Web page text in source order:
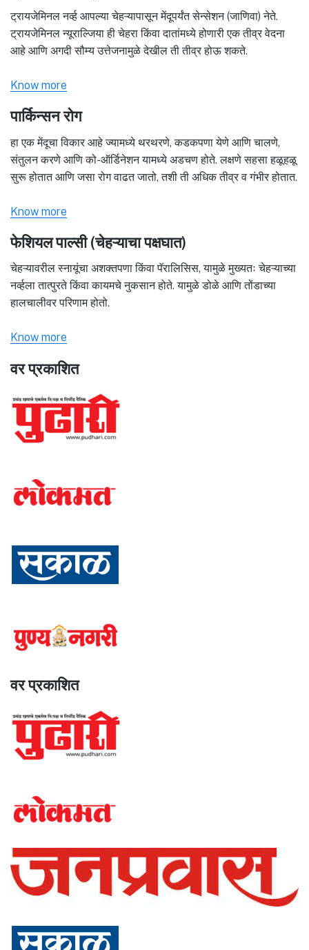
ट्रायजेमिनल नर्व्ह आपल्या चेहऱ्यापासून मेंदूपर्यंत सेन्सेशन (जाणिवा) नेते.
ट्रायजेमिनल न्यूराल्जिया ही चेहरा किंवा दातांमध्ये होणारी एक तीव्र वेदना
आहे आणि अगदी सौम्य उत्तेजनामुळे देखील ती तीव्र होऊ शकते.
Know more
पार्किन्सन रोग
हा एक मेंदूचा विकार आहे ज्यामध्ये थरथरणे, कडकपणा येणे आणि चालणे,
संतुलन करणे आणि को-ऑर्डिनेशन यामध्ये अडचण होते. लक्षणे सहसा हळूहळू
सुरू होतात आणि जसा रोग वाढत जातो, तशी ती अधिक तीव्र व गंभीर होतात.
Know more
फेशियल पाल्सी (चेहऱ्याचा पक्षघात)
चेहऱ्यावरील स्नायूंचा अशक्तपणा किंवा पॅरालिसिस, यामुळे मुख्यतः चेहऱ्याच्या
नर्व्हला तात्पुरते किंवा कायमचे नुकसान होते. यामुळे डोळे आणि तोंडाच्या
हालचालीवर परिणाम होतो.
Know more
वर प्रकाशित
वर प्रकाशित